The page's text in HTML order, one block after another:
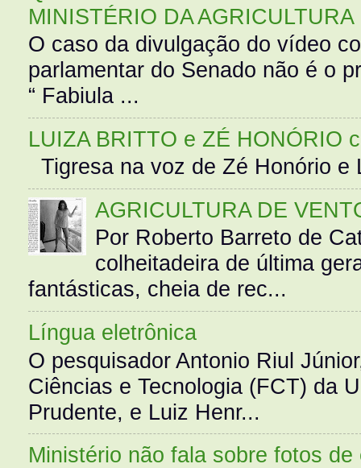
MINISTÉRIO DA AGRICULTURA
O caso da divulgação do vídeo
parlamentar do Senado não é o
“ Fabiula ...
LUIZA BRITTO e ZÉ HONÓRIO
Tigresa na voz de Zé Honório
AGRICULTURA DE
Por Roberto Barreto de
colheitadeira de última
fantásticas, cheia de rec...
Língua eletrônica
O pesquisador Antonio Riul
Ciências e Tecnologia (FCT) da
Prudente, e Luiz Henr...
Ministério não fala sobre fotos de